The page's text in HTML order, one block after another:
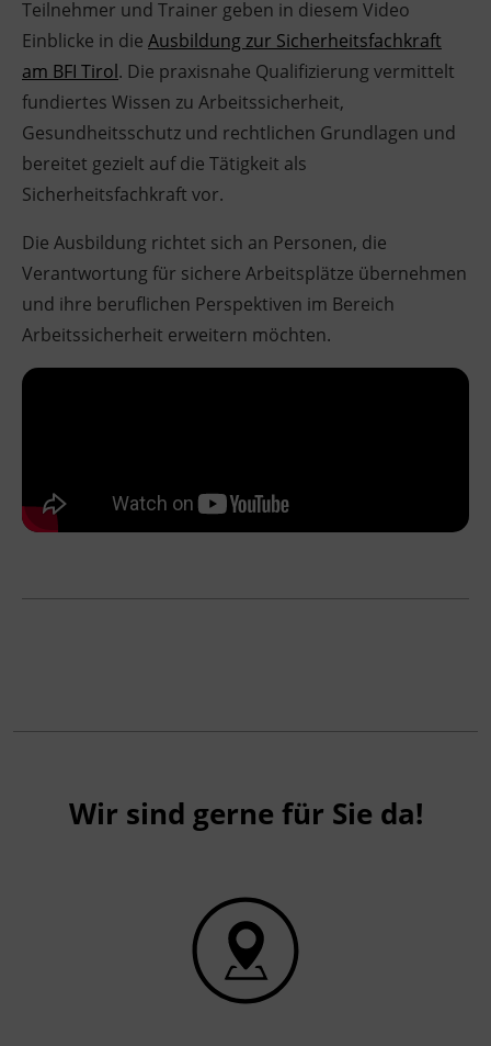
Teilnehmer und Trainer geben in diesem Video
Einblicke in die Ausbildung zur Sicherheitsfachkraft
am BFI Tirol. Die praxisnahe Qualifizierung vermittelt
fundiertes Wissen zu Arbeitssicherheit,
Gesundheitsschutz und rechtlichen Grundlagen und
bereitet gezielt auf die Tätigkeit als
Sicherheitsfachkraft vor.
Die Ausbildung richtet sich an Personen, die
Verantwortung für sichere Arbeitsplätze übernehmen
und ihre beruflichen Perspektiven im Bereich
Arbeitssicherheit erweitern möchten.
Wir sind gerne für Sie da!